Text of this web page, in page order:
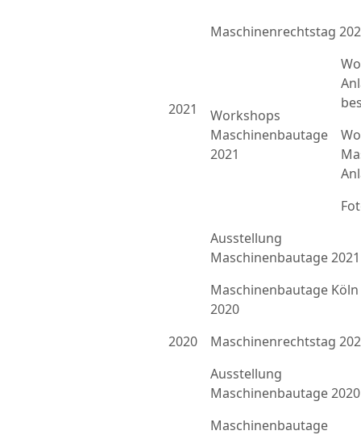
2021
Maschinenrechtstag
Workshops
Maschinenbautage
2021
Ausstellung
Maschinenbautage 2021
2020
Maschinenbautage Köln
2020
Maschinenrechtstag
Ausstellung
Maschinenbautage 2020
Maschinenbautage